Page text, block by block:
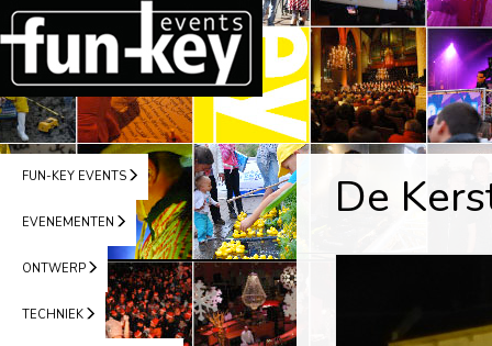
FUN-KEY EVENTS
EVENEMENTEN
ONTWERP
TECHNIEK
De